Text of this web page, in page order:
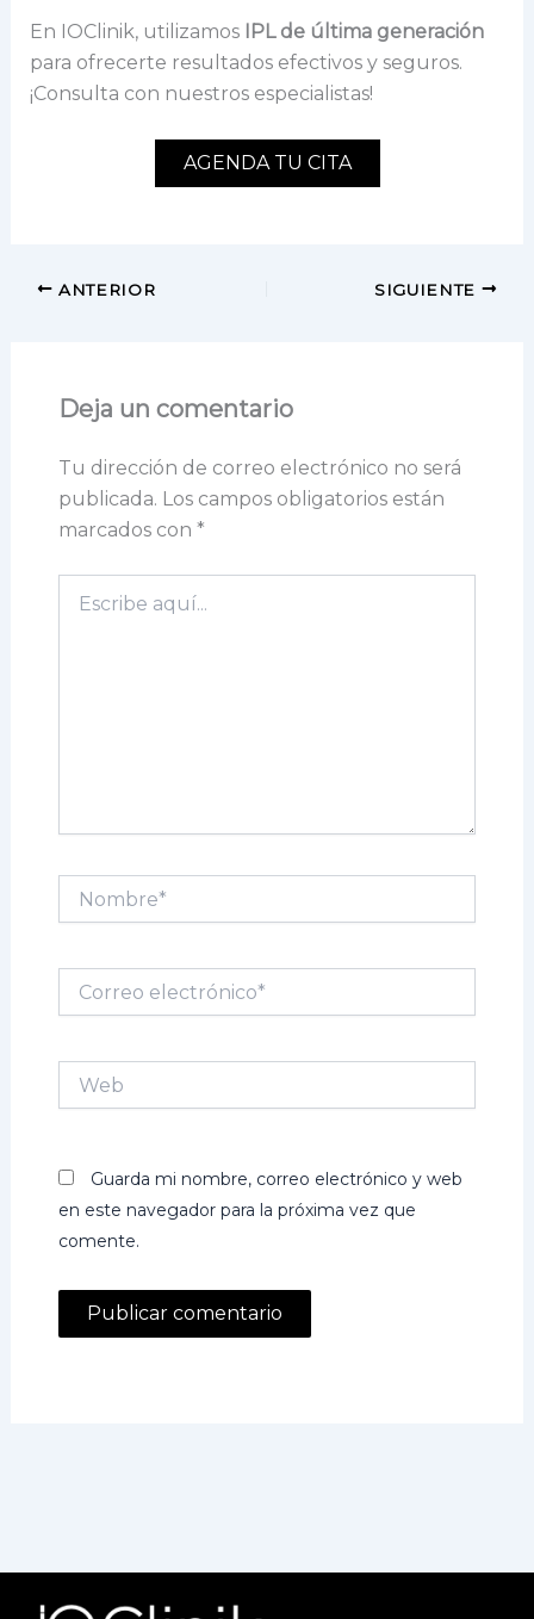
En IOClinik, utilizamos IPL de última generación
para ofrecerte resultados efectivos y seguros.
¡Consulta con nuestros especialistas!
AGENDA TU CITA
ANTERIOR SIGUIENTE
Deja un comentario
Tu dirección de correo electrónico no será
publicada. Los campos obligatorios están
marcados con *
aquí...
Nombre*
electrónico*
Guarda mi nombre, correo electrónico y web
en este navegador para la próxima vez que
comente.